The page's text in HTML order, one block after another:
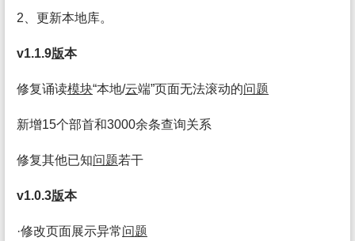
2、更新本地库。
v1.1.9版本
修复诵读模块“本地/云端”页面无法滚动的问题
新增15个部首和3000余条查询关系
修复其他已知问题若干
v1.0.3版本
·修改页面展示异常问题